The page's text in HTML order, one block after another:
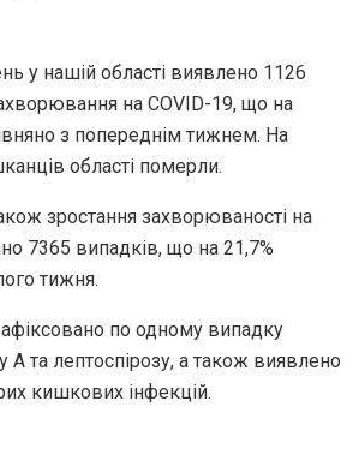
у нашій області виявлено 1126
на COVID-19, що на
з попереднім тижнем. На
області померли.
зростання захворюваності на
7365 випадків, що на 21,7%
тижня.
по одному випадку
А та лептоспірозу, а також виявлено
кишкових інфекцій.